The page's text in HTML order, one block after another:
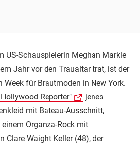
US-Schauspielerin Meghan Markle
Jahr vor den Traualtar trat, ist der
Week für Brautmoden in New York.
Reporter"
jenes
mit Bateau-Ausschnitt,
Organza-Rock mit
Clare Waight Keller (48), der